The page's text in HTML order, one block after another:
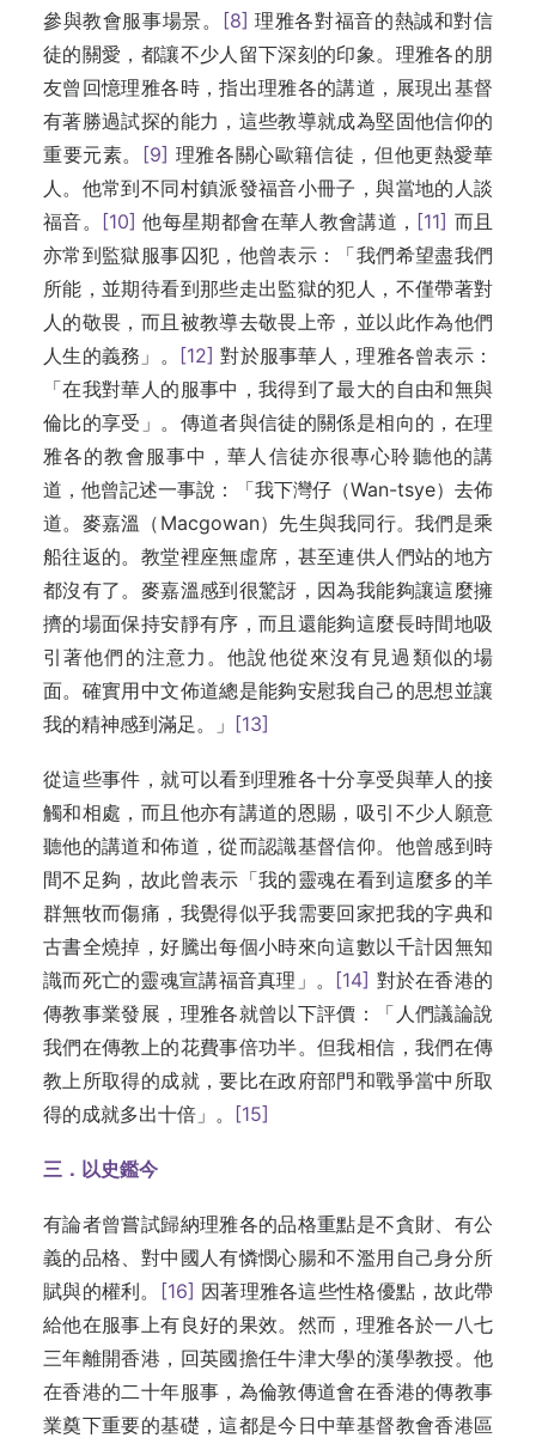
參與教會服事場景。
[8] 理雅各對福音的熱誠和對信
徒的關愛，都讓不少人留下深刻的印象。理雅各的朋
友曾回憶理雅各時，指出理雅各的講道，展現出基督
有著勝過試探的能力，這些教導就成為堅固他信仰的
重要元素。
[9] 理雅各關心歐籍信徒，但他更熱愛華
人。他常到不同村鎮派發福音小冊子，與當地的人談
福音。
[10] 他每星期都會在華人教會講道， [11] 而且
亦常到監獄服事囚犯，他曾表示：「我們希望盡我們
所能，並期待看到那些走出監獄的犯人，不僅帶著對
人的敬畏，而且被教導去敬畏上帝，並以此作為他們
人生的義務」。
[12] 對於服事華人，理雅各曾表示：
「在我對華人的服事中，我得到了最大的自由和無與
倫比的享受」。傳道者與信徒的關係是相向的，在理
雅各的教會服事中，華人信徒亦很專心聆聽他的講
道，他曾記述一事說：「我下灣仔（Wan-tsye）去佈
道。麥嘉溫（Macgowan）先生與我同行。我們是乘
船往返的。教堂裡座無虛席，甚至連供人們站的地方
都沒有了。麥嘉溫感到很驚訝，因為我能夠讓這麼擁
擠的場面保持安靜有序，而且還能夠這麼長時間地吸
引著他們的注意力。他說他從來沒有見過類似的場
面。確實用中文佈道總是能夠安慰我自己的思想並讓
我的精神感到滿足。」 [13]
從這些事件，就可以看到理雅各十分享受與華人的接
觸和相處，而且他亦有講道的恩賜，吸引不少人願意
聽他的講道和佈道，從而認識基督信仰。他曾感到時
間不足夠，故此曾表示「我的靈魂在看到這麼多的羊
群無牧而傷痛，我覺得似乎我需要回家把我的字典和
古書全燒掉，好騰出每個小時來向這數以千計因無知
識而死亡的靈魂宣講福音真理」。
[14] 對於在香港的
傳教事業發展，理雅各就曾以下評價：「人們議論說
我們在傳教上的花費事倍功半。但我相信，我們在傳
教上所取得的成就，要比在政府部門和戰爭當中所取
得的成就多出十倍」。
[15]
三．以史鑑今
有論者曾嘗試歸納理雅各的品格重點是不貪財、有公
義的品格、對中國人有憐憫心腸和不濫用自己身分所
賦與的權利。
[16] 因著理雅各這些性格優點，故此帶
給他在服事上有良好的果效。然而，理雅各於一八七
三年離開香港，回英國擔任牛津大學的漢學教授。他
在香港的二十年服事，為倫敦傳道會在香港的傳教事
業奠下重要的基礎，這都是今日中華基督教會香港區